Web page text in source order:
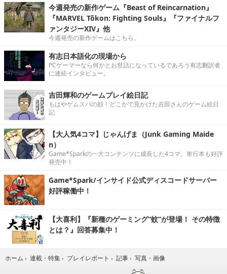
今週発売の新作ゲーム『Beast of Reincarnation』
『MARVEL Tōkon: Fighting Souls』『ファイナルフ
ァンタジーXIV』他
今週発売の新作ゲームはこちら。
有志日本語化の現場から
PCゲーマーなら何かとお世話になっているであろう有志翻訳者
に連続インタビュー。
吉田輝和のゲームプレイ絵日記
もはやゲムスパの顔！どこかで見かけた吉田さんのゲーム絵日
記
【大人気4コマ】じゃんげま（Junk Gaming Maide
n）
Game*Sparkの一大コンテンツに成長した4コマ。単行本も好評
発売中！
Game*Spark/インサイド公式ディスコードサーバー
好評稼働中！
【大喜利】『新種のゲーミング“蚊”が登場！ その特徴
とは？』回答募集中！
ホーム › 連載・特集 › プレイレポート › 記事 › 写真・画像